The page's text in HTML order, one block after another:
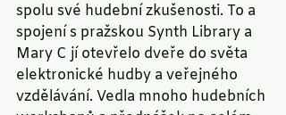
spolu své hudební zkušenosti. To a
spojení s pražskou Synth Library a
Mary C jí otevřelo dveře do světa
elektronické hudby a veřejného
vzdělávání. Vedla mnoho hudebních